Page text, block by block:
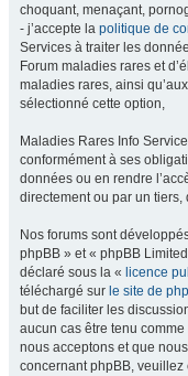
choquant, menaçant,
- j’accepte la politique de
Services à traiter les
Forum maladies rares et
maladies rares, ainsi
sélectionné cette option,
Maladies Rares Info
conformément à ses
données ou en rendre
directement ou par un
Nos forums sont
phpBB » et « phpBB
déclaré sous la « licence
téléchargé sur le site de
but de faciliter les
aucun cas être tenu
nous acceptons et que
concernant phpBB, veuillez